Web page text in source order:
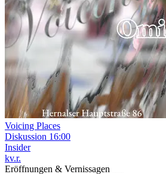
Voicing Places
Diskussion 16:00
Insider
kv.r.
Eröffnungen & Vernissagen